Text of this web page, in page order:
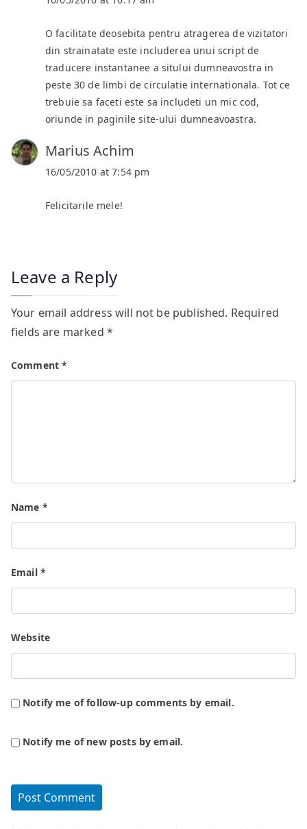
O facilitate deosebita pentru atragerea de vizitatori
din strainatate este includerea unui script de
traducere instantanee a sitului dumneavostra in
peste 30 de limbi de circulatie internationala. Tot ce
trebuie sa faceti este sa includeti un mic cod,
oriunde in paginile site-ului dumneavoastra.
Marius Achim
16/05/2010 at 7:54 pm
Felicitarile mele!
Leave a Reply
Your email address will not be published. Required
fields are marked *
Comment*
Name *
Email *
Website
Notify me of follow-up comments by email.
Notify me of new posts by email.